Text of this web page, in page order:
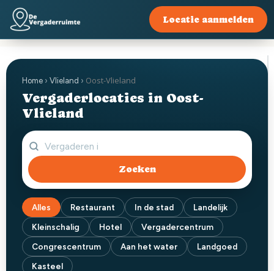
Locatie aanmelden
Home › Vlieland › Oost-Vlieland
Vergaderlocaties in Oost-
Vlieland
Zoeken
Alles Restaurant In de stad
Landelijk
Kleinschalig
Hotel
Vergadercentrum
Congrescentrum
Aan het water
Landgoed
Kasteel